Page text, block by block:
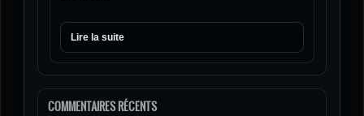
Lire la suite
COMMENTAIRES RÉCENTS